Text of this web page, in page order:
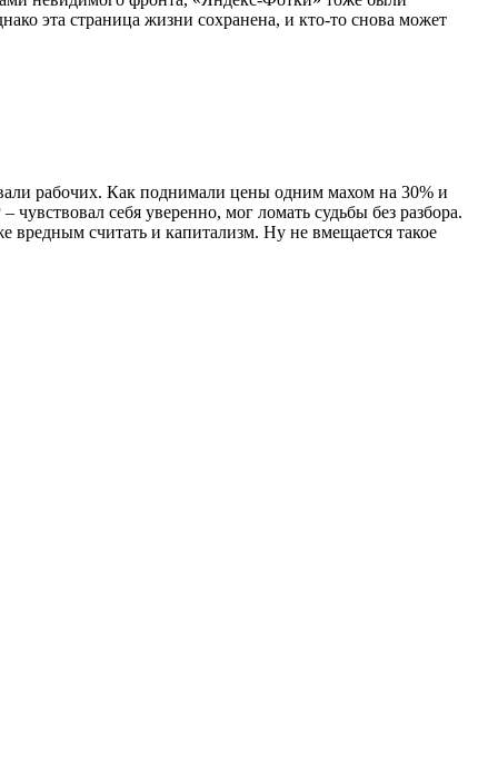
эта страница жизни сохранена, и кто-то снова может
рабочих. Как поднимали цены одним махом на 30% и
себя уверенно, мог ломать судьбы без разбора.
считать и капитализм. Ну не вмещается такое